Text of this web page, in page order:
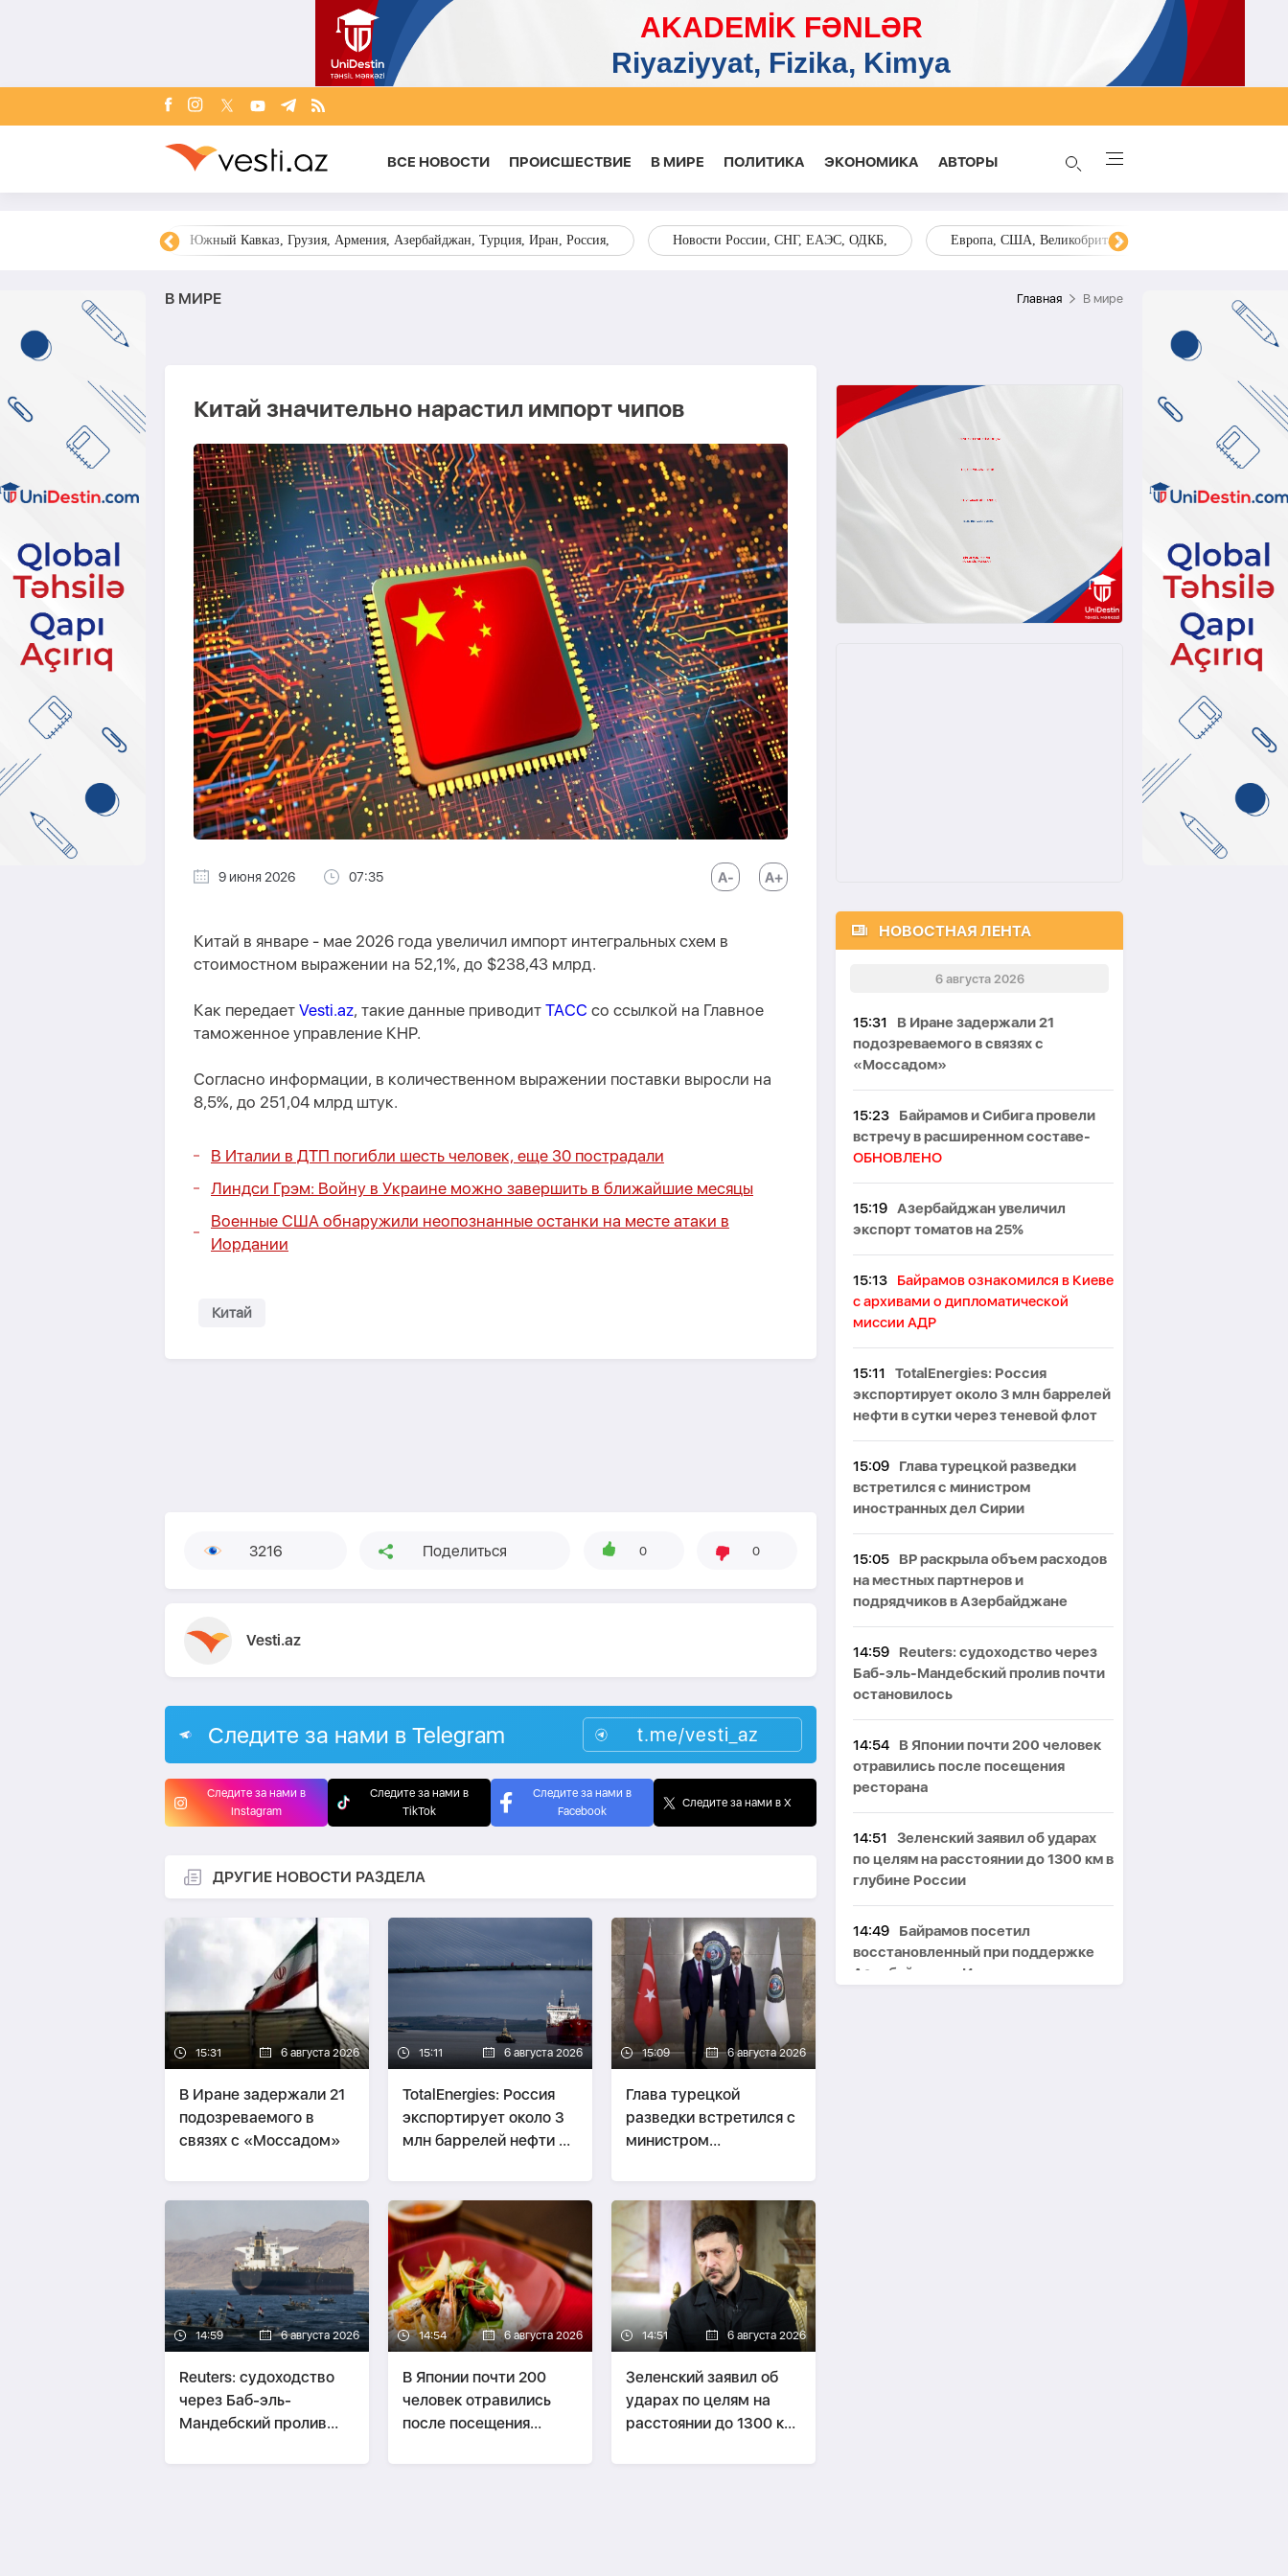
ВСЕ НОВОСТИ ПРОИСШЕСТВИЕ В МИРЕ ПОЛИТИКА ЭКОНОМИКА AВТОРЫ
Южный Кавказ, Грузия, Армения, Азербайджан, Турция, Иран, Россия, Новости России, СНГ, ЕАЭС, ОДКБ, Европа, США, Великобритания, Украина, Запад,
В МИРЕ Главная В мире
Китай значительно нарастил импорт чипов
9 июня 2026 07:35
Китай в январе - мае 2026 года увеличил импорт интегральных схем в
стоимостном выражении на 52,1%, до $238,43 млрд.
Как передает Vesti.az, такие данные приводит ТАСС со ссылкой на Главное
таможенное управление КНР.
Согласно информации, в количественном выражении поставки выросли на
8,5%, до 251,04 млрд штук.
В Италии в ДТП погибли шесть человек, еще 30 пострадали
Линдси Грэм: Войну в Украине можно завершить в ближайшие месяцы
Военные США обнаружили неопознанные останки на месте атаки в
Иордании
Китай
3216 Поделиться 0 0
Vesti.az
Следите за нами в Telegram t.me/vesti_az
Следите за нами в
Instagram
Следите за нами в
TikTok
Следите за нами в
Facebook
Следите за нами в X
ДРУГИЕ НОВОСТИ РАЗДЕЛА
15:31 6 августа 2026
В Иране задержали 21
подозреваемого в
связях с «Моссадом»
15:11 6 августа 2026
TotalEnergies: Россия
экспортирует около 3
млн баррелей нефти в
флот
15:09 6 августа 2026
Глава турецкой
разведки встретился с
министром
Сирии
14:59 6 августа 2026
Reuters: судоходство
через Баб-эль-
Мандебский пролив
14:54 6 августа 2026
В Японии почти 200
человек отравились
после посещения
14:51 6 августа 2026
Зеленский заявил об
ударах по целям на
расстоянии до 1300 км
НОВОСТНАЯ ЛЕНТА
6 августа 2026
15:31
В Иране задержали 21
подозреваемого в связях с
«Моссадом»
15:23
Байрамов и Сибига провели
встречу в расширенном составе-
ОБНОВЛЕНО
15:19 Азербайджан увеличил
экспорт томатов на 25%
15:13
Байрамов ознакомился в Киеве
с архивами о дипломатической
миссии АДР
15:11
TotalEnergies: Россия
экспортирует около 3 млн баррелей
нефти в сутки через теневой флот
15:09
Глава турецкой разведки
встретился с министром
иностранных дел Сирии
15:05
BP раскрыла объем расходов
на местных партнеров и
подрядчиков в Азербайджане
14:59
Reuters: судоходство через
Баб-эль-Мандебский пролив почти
остановилось
14:54
В Японии почти 200 человек
отравились после посещения
ресторана
14:51
Зеленский заявил об ударах
по целям на расстоянии до 1300 км в
глубине России
14:49
Байрамов посетил
восстановленный при поддержке
Азербайджана Ирпень